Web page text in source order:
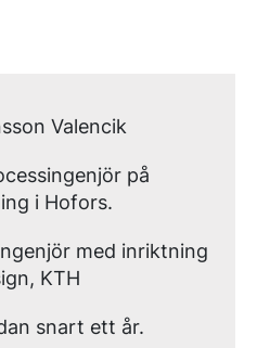
Valencik
på
i Hofors.
med inriktning
KTH
snart ett år.